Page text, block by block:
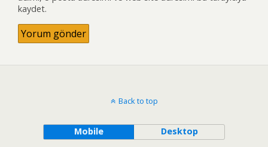
kaydet.
Back to top
Mobile Desktop